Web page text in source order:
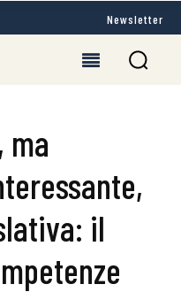
Newsletter
ma
il